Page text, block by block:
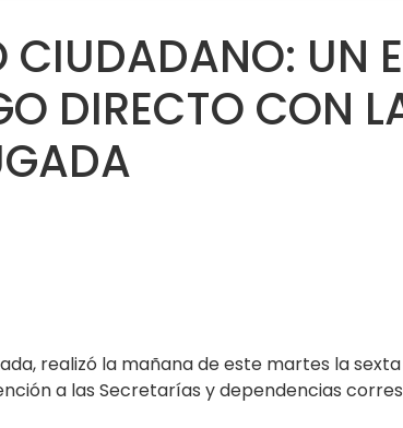
CIUDADANO: UN
DIRECTO CON
realizó la mañana de este martes la
a las Secretarías y dependencias